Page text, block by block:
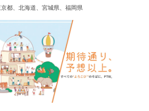
都、北海道、宮城県、福岡県